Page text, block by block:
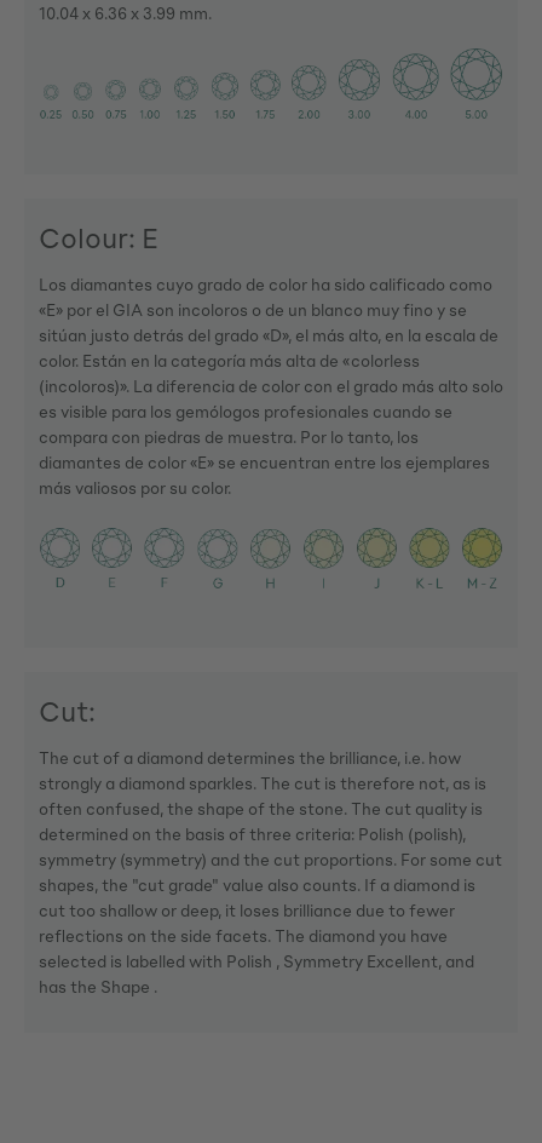
10.04 x 6.36 x 3.99 mm.
Colour: E
Los diamantes cuyo grado de color ha sido calificado como
«E» por el GIA son incoloros o de un blanco muy fino y se
sitúan justo detrás del grado «D», el más alto, en la escala de
color. Están en la categoría más alta de «colorless
(incoloros)». La diferencia de color con el grado más alto solo
es visible para los gemólogos profesionales cuando se
compara con piedras de muestra. Por lo tanto, los
diamantes de color «E» se encuentran entre los ejemplares
más valiosos por su color.
Cut:
The cut of a diamond determines the brilliance, i.e. how
strongly a diamond sparkles. The cut is therefore not, as is
often confused, the shape of the stone. The cut quality is
determined on the basis of three criteria: Polish (polish),
symmetry (symmetry) and the cut proportions. For some cut
shapes, the "cut grade" value also counts. If a diamond is
cut too shallow or deep, it loses brilliance due to fewer
reflections on the side facets. The diamond you have
selected is labelled with Polish , Symmetry Excellent, and
has the Shape .